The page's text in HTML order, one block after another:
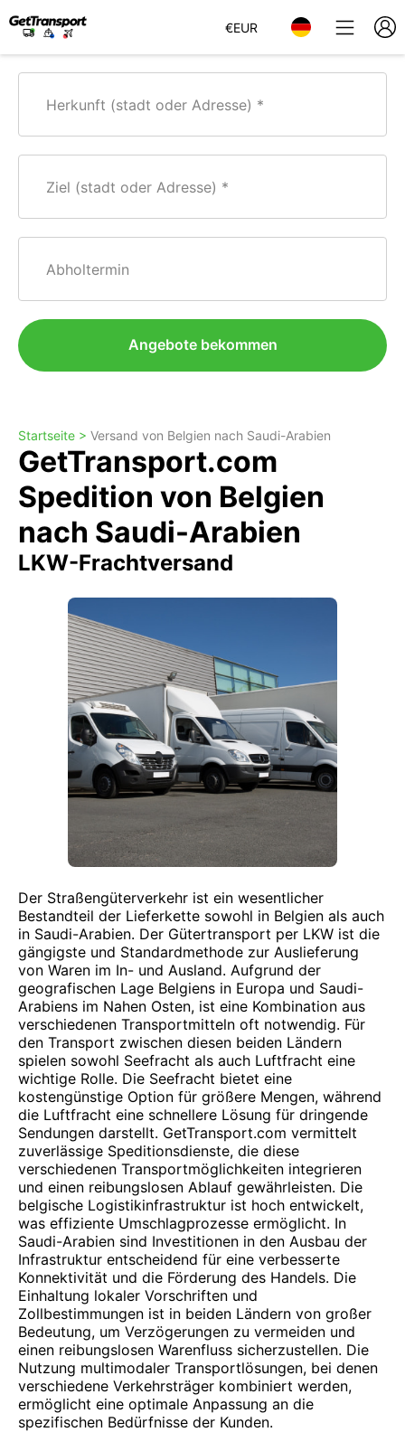
€EUR
Herkunft (stadt oder Adresse)
Ziel (stadt oder Adresse)
Abholtermin
Angebote bekommen
Startseite > Versand von Belgien nach Saudi-Arabien
GetTransport.com
Spedition von Belgien
nach Saudi-Arabien
LKW-Frachtversand
Der Straßengüterverkehr ist ein wesentlicher
Bestandteil der Lieferkette sowohl in Belgien als auch
in Saudi-Arabien. Der Gütertransport per LKW ist die
gängigste und Standardmethode zur Auslieferung
von Waren im In- und Ausland. Aufgrund der
geografischen Lage Belgiens in Europa und Saudi-
Arabiens im Nahen Osten, ist eine Kombination aus
verschiedenen Transportmitteln oft notwendig. Für
den Transport zwischen diesen beiden Ländern
spielen sowohl Seefracht als auch Luftfracht eine
wichtige Rolle. Die Seefracht bietet eine
kostengünstige Option für größere Mengen, während
die Luftfracht eine schnellere Lösung für dringende
Sendungen darstellt. GetTransport.com vermittelt
zuverlässige Speditionsdienste, die diese
verschiedenen Transportmöglichkeiten integrieren
und einen reibungslosen Ablauf gewährleisten. Die
belgische Logistikinfrastruktur ist hoch entwickelt,
was effiziente Umschlagprozesse ermöglicht. In
Saudi-Arabien sind Investitionen in den Ausbau der
Infrastruktur entscheidend für eine verbesserte
Konnektivität und die Förderung des Handels. Die
Einhaltung lokaler Vorschriften und
Zollbestimmungen ist in beiden Ländern von großer
Bedeutung, um Verzögerungen zu vermeiden und
einen reibungslosen Warenfluss sicherzustellen. Die
Nutzung multimodaler Transportlösungen, bei denen
verschiedene Verkehrsträger kombiniert werden,
ermöglicht eine optimale Anpassung an die
spezifischen Bedürfnisse der Kunden.